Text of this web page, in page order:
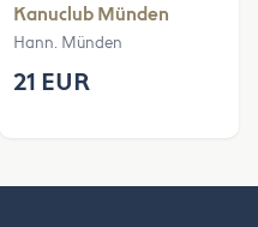
Kanuclub Münden
Hann. Münden
21 EUR